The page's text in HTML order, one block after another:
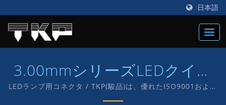
日本語
3.00mmシリーズLEDクイッ
クコネクタ
LEDランプ用コネクタ / TKP(駿品)は、優れたISO9001および
IATF16949のコネクタメーカーで、1987年に設立され、電子